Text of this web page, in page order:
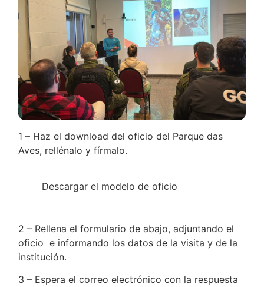
1 – Haz eldownload del oficio del Parque das
Aves, rellénalo y fírmalo.
Descargar el modelo de oficio
2 – Rellena el formulario de abajo, adjuntando el
oficio e informando los datos de la visita y de la
institución.
3 – Espera el correo electrónico con la respuesta